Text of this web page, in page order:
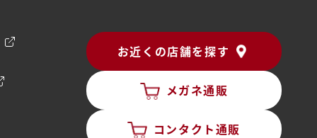
お近くの店舗を探す
メガネ通販
コンタクト通販